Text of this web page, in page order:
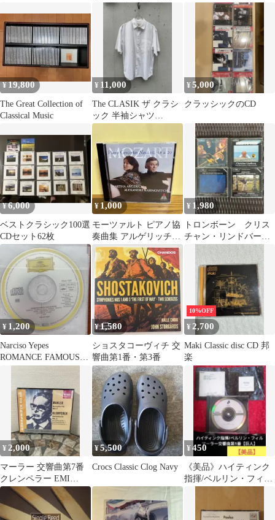
¥19,800
The Great Collection of
Classical Music
¥ 11,000
The CLASIK ザ クラシ
ック 半袖シャツ
ALUMO
¥5,000
クラッシックのCD
¥6,000
ベストクラシック100選
CDセット62枚
¥ 1,000
モーツァルト ピアノ協
奏曲集 アルゲリッチ
CD
¥ 1,980
トロンボーン クリス
チャン・リンドバー
グ CD4枚 中古品
¥ 1,200
Narciso Yepes
ROMANCE FAMOUS
¥1,580
ショスタコーヴィチ 交
響曲第1番・第3番
10%OFF
¥2,700
Maki Classic disc CD 邦
楽
¥ 2,000
マーラー 交響曲第7番
クレンペラー EMI
Classics CD
¥5,500
Crocs Classic Clog Navy
¥450
《美品》ハイティンク
指揮/ベルリン・フィ